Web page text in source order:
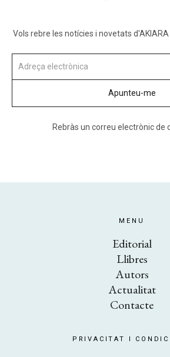
Vols rebre les notícies i novetats
Rebràs un correu electrònic de
MENU
Editorial
Llibres
Autors
Actualitat
Contacte
PRIVACITAT I